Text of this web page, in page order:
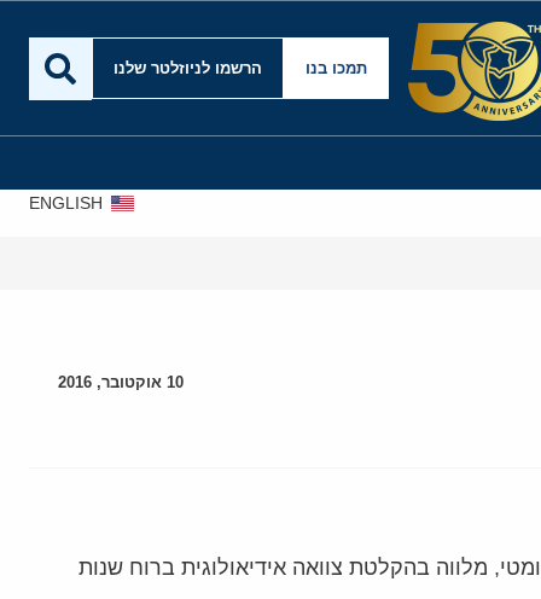
תמכו בנו הרשמו לניוזלטר שלנו
ENGLISH
10 אוקטובר, 2016
מלווה בהקלטת צוואה אידיאולוגית ברוח שנות